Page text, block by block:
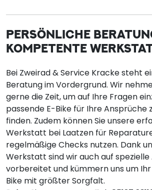
PERSÖNLICHE
KOMPETENTE
Bei Zweirad & Service Kracke steht
Beratung im Vordergrund. Wir
gerne die Zeit, um auf Ihre Fragen
passende E-Bike für Ihre Ansprüche
finden. Zudem können Sie unsere
Werkstatt bei Laatzen für
regelmäßige Checks nutzen. Dank
Werkstatt sind wir auch auf spezielle
vorbereitet und kümmern uns um
Bike mit größter Sorgfalt.